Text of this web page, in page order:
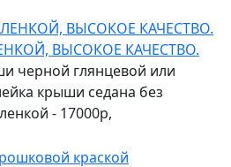
ВЫСОКОЕ КАЧЕСТВО.
черной глянцевой или
крыши седана без
- 17000р,